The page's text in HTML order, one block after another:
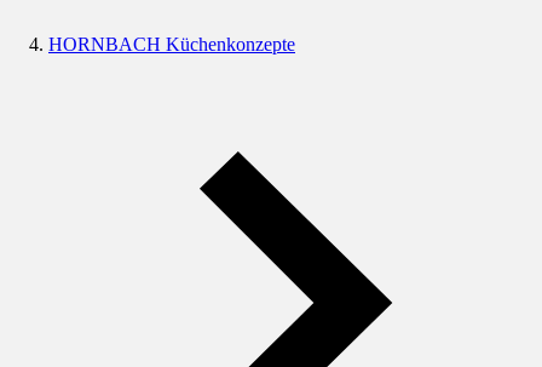
HORNBACH Küchenkonzepte